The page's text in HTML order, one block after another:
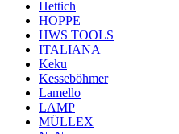
Hettich
HOPPE
HWS TOOLS
ITALIANA
Keku
Kesseböhmer
Lamello
LAMP
MÜLLEX